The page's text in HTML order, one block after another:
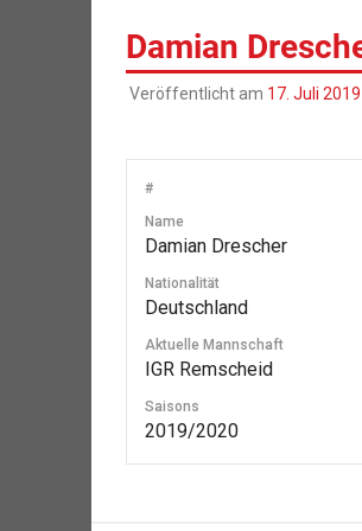
Damian
Veröffentlicht am 17. Juli 2019
#
Name
Damian Drescher
Nationalität
Deutschland
Aktuelle Mannschaft
IGR Remscheid
Saisons
2019/2020